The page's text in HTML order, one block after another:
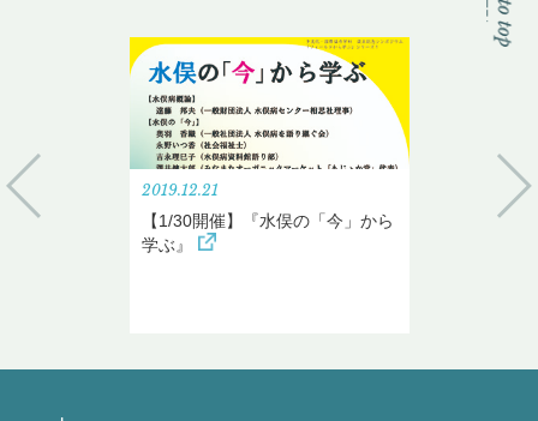
2019.12.21
【1/30開催】『水俣の「今」から
学ぶ』